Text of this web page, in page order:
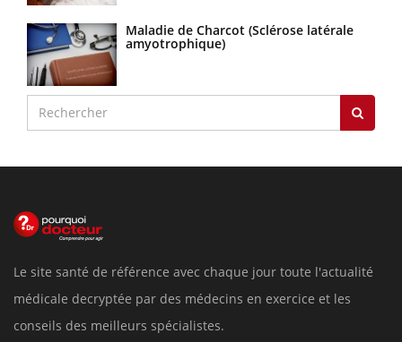
Maladie de Charcot (Sclérose latérale
amyotrophique)
Le site santé de référence avec chaque jour toute l'actualité
médicale decryptée par des médecins en exercice et les
conseils des meilleurs spécialistes.